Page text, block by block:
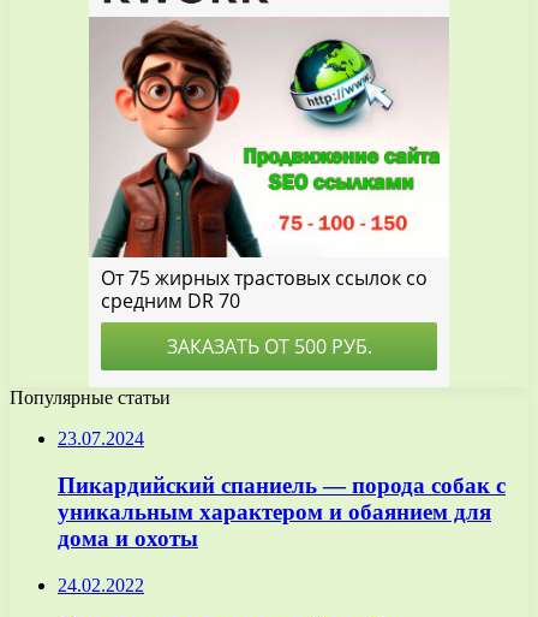
Популярные статьи
23.07.2024
Пикардийский спаниель — порода собак с
уникальным характером и обаянием для
дома и охоты
24.02.2022